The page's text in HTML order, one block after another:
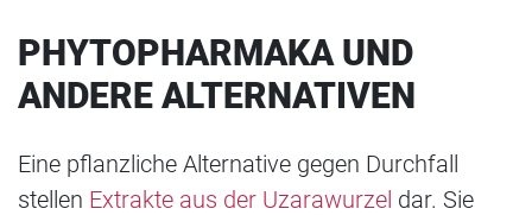
PHYTOPHARMAKA UND
ANDERE ALTERNATIVEN
Eine pflanzliche Alternative gegen Durchfall
stellen Extrakte aus der Uzarawurzel dar. Sie